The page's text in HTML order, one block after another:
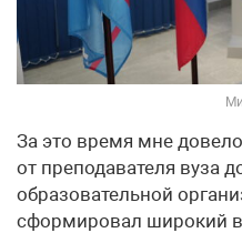
За это время мне
от преподавателя вуза
образовательной
сформировал широкий